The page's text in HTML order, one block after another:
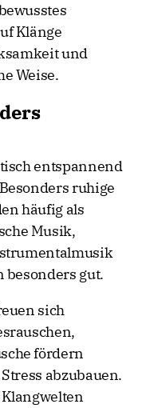
Klänge
und
Weise.
entspannend
ruhige
häufig als
Musik,
besonders gut.
sich
fördern
abzubauen.